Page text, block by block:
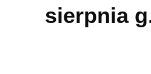
sierpnia